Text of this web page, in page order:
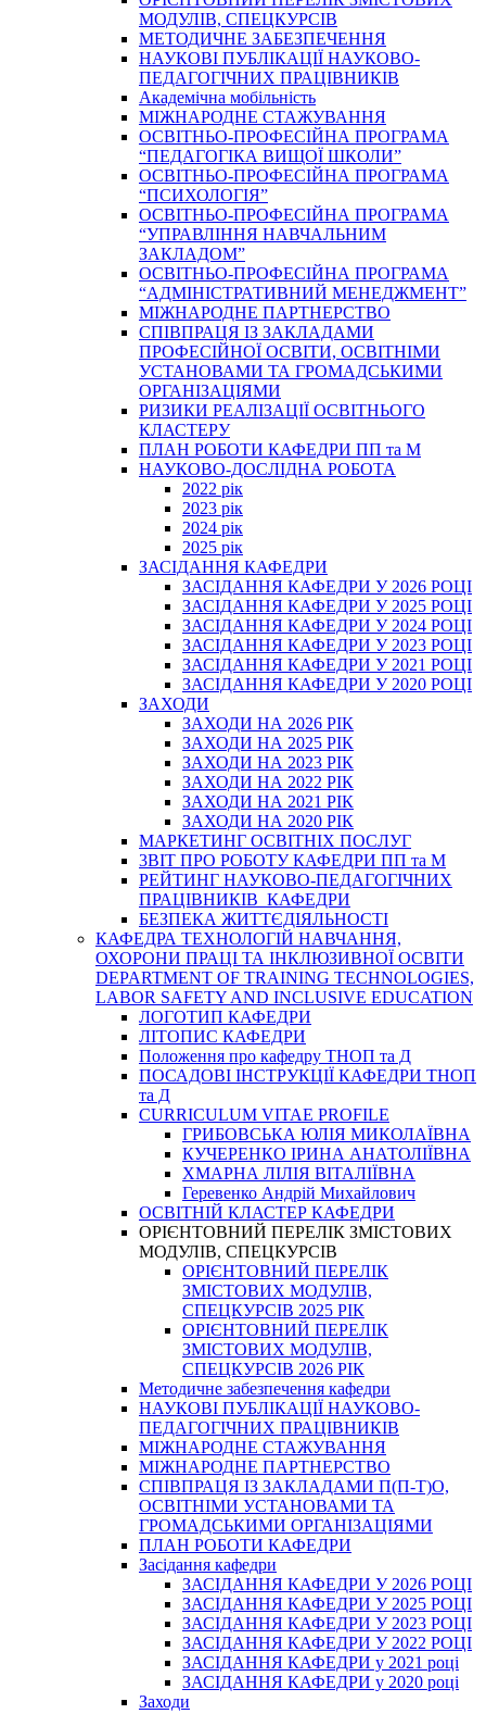
МОДУЛІВ, СПЕЦКУРСІВ
МЕТОДИЧНЕ ЗАБЕЗПЕЧЕННЯ
НАУКОВІ ПУБЛІКАЦІЇ НАУКОВО-
ПЕДАГОГІЧНИХ ПРАЦІВНИКІВ
Академічна мобільність
МІЖНАРОДНЕ СТАЖУВАННЯ
ОСВІТНЬО-ПРОФЕСІЙНА ПРОГРАМА
“ПЕДАГОГІКА ВИЩОЇ ШКОЛИ”
ОСВІТНЬО-ПРОФЕСІЙНА ПРОГРАМА
“ПСИХОЛОГІЯ”
ОСВІТНЬО-ПРОФЕСІЙНА ПРОГРАМА
“УПРАВЛІННЯ НАВЧАЛЬНИМ
ЗАКЛАДОМ”
ОСВІТНЬО-ПРОФЕСІЙНА ПРОГРАМА
“АДМІНІСТРАТИВНИЙ МЕНЕДЖМЕНТ”
МІЖНАРОДНЕ ПАРТНЕРСТВО
СПІВПРАЦЯ ІЗ ЗАКЛАДАМИ
ПРОФЕСІЙНОЇ ОСВІТИ, ОСВІТНІМИ
УСТАНОВАМИ ТА ГРОМАДСЬКИМИ
ОРГАНІЗАЦІЯМИ
РИЗИКИ РЕАЛІЗАЦІЇ ОСВІТНЬОГО
КЛАСТЕРУ
ПЛАН РОБОТИ КАФЕДРИ ПП та М
НАУКОВО-ДОСЛІДНА РОБОТА
2022 рік
2023 рік
2024 рік
2025 рік
ЗАСІДАННЯ КАФЕДРИ
ЗАСІДАННЯ КАФЕДРИ У 2026 РОЦІ
ЗАСІДАННЯ КАФЕДРИ У 2025 РОЦІ
ЗАСІДАННЯ КАФЕДРИ У 2024 РОЦІ
ЗАСІДАННЯ КАФЕДРИ У 2023 РОЦІ
ЗАСІДАННЯ КАФЕДРИ У 2021 РОЦІ
ЗАСІДАННЯ КАФЕДРИ У 2020 РОЦІ
ЗАХОДИ
ЗАХОДИ НА 2026 РІК
ЗАХОДИ НА 2025 РІК
ЗАХОДИ НА 2023 РІК
ЗАХОДИ НА 2022 РІК
ЗАХОДИ НА 2021 РІК
ЗАХОДИ НА 2020 РІК
МАРКЕТИНГ ОСВІТНІХ ПОСЛУГ
3BIT ПРО РОБОТУ КАФЕДРИ ПП та М
РЕЙТИНГ НАУКОВО-ПЕДАГОГІЧНИХ
ПРАЦІВНИКІВ КАФЕДРИ
БЕЗПЕКА ЖИТТЄДІЯЛЬНОСТІ
КАФЕДРА ТЕХНОЛОГІЙ НАВЧАННЯ,
ОХОРОНИ ПРАЦІ ТА ІНКЛЮЗИВНОЇ ОСВІТИ
DEPARTMENT OF TRAINING TECHNOLOGIES,
LABOR SAFETY AND INCLUSIVE EDUCATION
ЛОГОТИП КАФЕДРИ
ЛІТОПИС КАФЕДРИ
Положення про кафедру ТНОП та Д
ПОСАДОВІ ІНСТРУКЦІЇ КАФЕДРИ ТНОП
та Д
CURRICULUM VITAE PROFILE
ГРИБОВСЬКА ЮЛІЯ МИКОЛАЇВНА
КУЧЕРЕНКО ІРИНА АНАТОЛІЇВНА
ХМАРНА ЛІЛІЯ ВІТАЛІЇВНА
Геревенко Андрій Михайлович
ОСВІТНІЙ КЛАСТЕР КАФЕДРИ
ОРІЄНТОВНИЙ ПЕРЕЛІК ЗМІСТОВИХ
МОДУЛІВ, СПЕЦКУРСІВ
ОРІЄНТОВНИЙ ПЕРЕЛІК
ЗМІСТОВИХ МОДУЛІВ,
СПЕЦКУРСІВ 2025 РІК
ОРІЄНТОВНИЙ ПЕРЕЛІК
ЗМІСТОВИХ МОДУЛІВ,
СПЕЦКУРСІВ 2026 РІК
Методичне забезпечення кафедри
НАУКОВІ ПУБЛІКАЦІЇ НАУКОВО-
ПЕДАГОГІЧНИХ ПРАЦІВНИКІВ
МІЖНАРОДНЕ СТАЖУВАННЯ
МІЖНАРОДНЕ ПАРТНЕРСТВО
СПІВПРАЦЯ ІЗ ЗАКЛАДАМИ П(П-Т)О,
ОСВІТНІМИ УСТАНОВАМИ ТА
ГРОМАДСЬКИМИ ОРГАНІЗАЦІЯМИ
ПЛАН РОБОТИ КАФЕДРИ
Засідання кафедри
ЗАСІДАННЯ КАФЕДРИ У 2026 РОЦІ
ЗАСІДАННЯ КАФЕДРИ У 2025 РОЦІ
ЗАСІДАННЯ КАФЕДРИ У 2023 РОЦІ
ЗАСІДАННЯ КАФЕДРИ У 2022 РОЦІ
ЗАСІДАННЯ КАФЕДРИ у 2021 році
ЗАСІДАННЯ КАФЕДРИ у 2020 році
Заходи